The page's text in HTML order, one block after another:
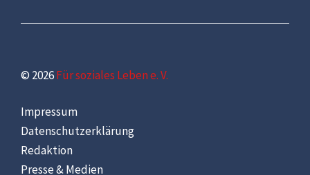
© 2026Für soziales Leben e. V.
Impressum
Datenschutzerklärung
Redaktion
Presse & Medien